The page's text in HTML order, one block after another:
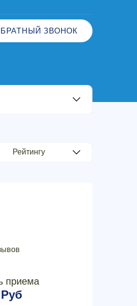
ЗВОНОК
приема